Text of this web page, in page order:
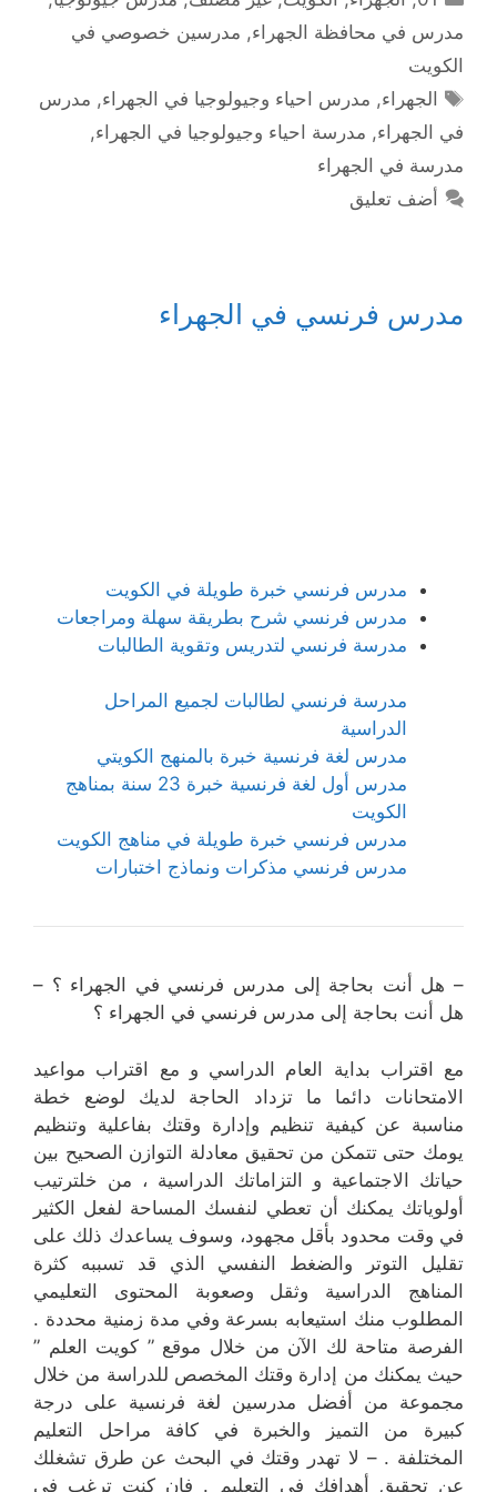
مدرس في محافظة الجهراء, مدرسين خصوصي في
الكويت
الوسوم
الجهراء, مدرس احياء وجيولوجيا في الجهراء, مدرس
في الجهراء, مدرسة احياء وجيولوجيا في الجهراء,
مدرسة في الجهراء
أضف تعليق
مدرس فرنسي في الجهراء
مدرس فرنسي خبرة طويلة في الكويت
مدرس فرنسي شرح بطريقة سهلة ومراجعات
مدرسة فرنسي لتدريس وتقوية الطالبات
مدرسة فرنسي لطالبات لجميع المراحل
الدراسية
مدرس لغة فرنسية خبرة بالمنهج الكويتي
مدرس أول لغة فرنسية خبرة 23 سنة بمناهج
الكويت
مدرس فرنسي خبرة طويلة في مناهج الكويت
مدرس فرنسي مذكرات ونماذج اختبارات
– هل أنت بحاجة إلى مدرس فرنسي في الجهراء ؟ –
هل أنت بحاجة إلى مدرس فرنسي في الجهراء ؟
مع اقتراب بداية العام الدراسي و مع اقتراب مواعيد
الامتحانات دائما ما تزداد الحاجة لديك لوضع خطة
مناسبة عن كيفية تنظيم وإدارة وقتك بفاعلية وتنظيم
يومك حتى تتمكن من تحقيق معادلة التوازن الصحيح بين
حياتك الاجتماعية و التزاماتك الدراسية ، من خلترتيب
أولوياتك يمكنك أن تعطي لنفسك المساحة لفعل الكثير
في وقت محدود بأقل مجهود، وسوف يساعدك ذلك على
تقليل التوتر والضغط النفسي الذي قد تسببه كثرة
المناهج الدراسية وثقل وصعوبة المحتوى التعليمي
المطلوب منك استيعابه بسرعة وفي مدة زمنية محددة .
الفرصة متاحة لك الآن من خلال موقع ” كويت العلم ”
حيث يمكنك من إدارة وقتك المخصص للدراسة من خلال
مجموعة من أفضل مدرسين لغة فرنسية على درجة
كبيرة من التميز والخبرة في كافة مراحل التعليم
المختلفة . – لا تهدر وقتك في البحث عن طرق تشغلك
عن تحقيق أهدافك في التعليم . فإن كنت ترغب في